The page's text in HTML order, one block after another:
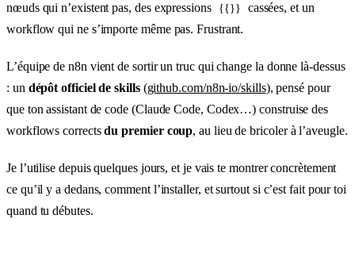
nœuds qui n’existent pas, des expressions
{{}}
cassées, et un
workflow qui ne s’importe même pas. Frustrant.
L’équipe de n8n vient de sortir un truc qui change la donne là-dessus
: un dépôt officiel de skills(github.com/n8n-io/skills), pensé pour
que ton assistant de code (Claude Code, Codex…) construise des
workflows correctsdu premier coup, au lieu de bricoler à l’aveugle.
Je l’utilise depuis quelques jours, et je vais te montrer concrètement
ce qu’il y a dedans, comment l’installer, et surtout si c’est fait pour toi
quand tu débutes.